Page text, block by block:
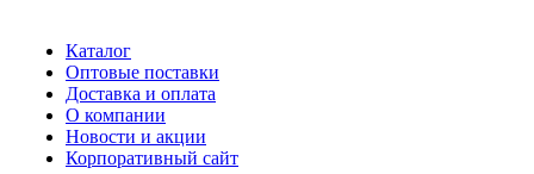
Каталог
Оптовые поставки
Доставка и оплата
О компании
Новости и акции
Корпоративный сайт